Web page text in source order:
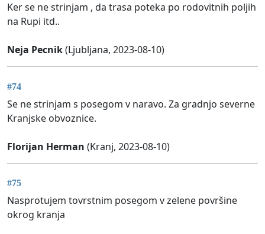
Ker se ne strinjam , da trasa poteka po rodovitnih poljih
na Rupi itd..
Neja Pecnik(Ljubljana, 2023-08-10)
#74
Se ne strinjam s posegom v naravo. Za gradnjo severne
Kranjske obvoznice.
Florijan Herman (Kranj, 2023-08-10)
#75
Nasprotujem tovrstnim posegom v zelene površine
okrog kranja